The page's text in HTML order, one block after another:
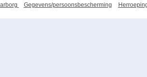
Gegevens/persoonsbescherming